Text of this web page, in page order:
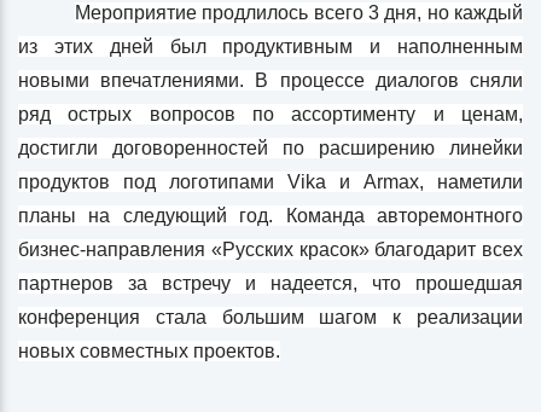
Мероприятие продлилось всего 3 дня, но каждый
из этих дней был продуктивным и наполненным
новыми впечатлениями. В процессе диалогов сняли
ряд острых вопросов по ассортименту и ценам,
достигли договоренностей по расширению линейки
продуктов под логотипами Vika и Armax, наметили
планы на следующий год. Команда авторемонтного
бизнес-направления «Русских красок» благодарит всех
партнеров за встречу и надеется, что прошедшая
конференция стала большим шагом к реализации
новых совместных проектов.